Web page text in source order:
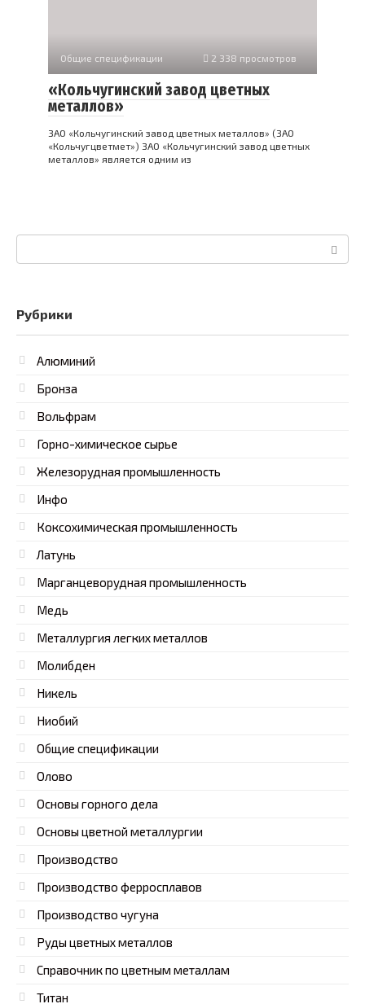
Общие спецификации 2 338 просмотров
«Кольчугинский завод цветных
металлов»
ЗАО «Кольчугинский завод цветных металлов» (ЗАО
«Кольчугцветмет») ЗАО «Кольчугинский завод цветных
металлов» является одним из
Поиск:
Рубрики
Алюминий
Бронза
Вольфрам
Горно-химическое сырье
Железорудная промышленность
Инфо
Коксохимическая промышленность
Латунь
Марганцеворудная промышленность
Медь
Металлургия легких металлов
Молибден
Никель
Ниобий
Общие спецификации
Олово
Основы горного дела
Основы цветной металлургии
Производство
Производство ферросплавов
Производство чугуна
Руды цветных металлов
Справочник по цветным металлам
Титан